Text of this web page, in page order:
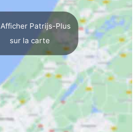
Afficher Patrijs-Plus
sur la carte